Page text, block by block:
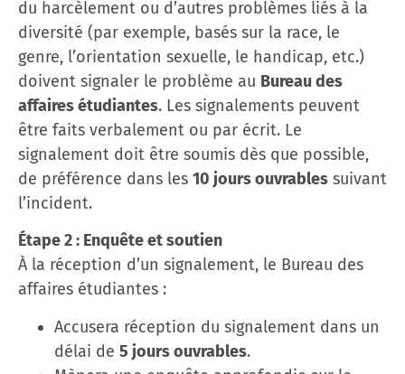
du harcèlement ou d’autres problèmes liés à la
diversité (par exemple, basés sur la race, le
genre, l’orientation sexuelle, le handicap, etc.)
doivent signaler le problème au Bureau des
affaires étudiantes. Les signalements peuvent
être faits verbalement ou par écrit. Le
signalement doit être soumis dès que possible,
de préférence dans les 10 jours ouvrables suivant
l’incident.
Étape 2 : Enquête et soutien
À la réception d’un signalement, le Bureau des
affaires étudiantes :
Accusera réception du signalement dans un
délai de 5 jours ouvrables.